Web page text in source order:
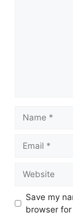
Save my
browser